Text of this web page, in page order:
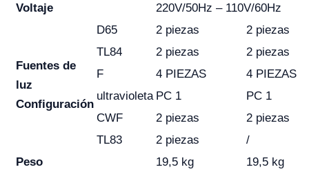
Voltaje 220V/50Hz – 110V/60Hz
Fuentes de
luz
Configuración
D65 2 piezas
2 piezas
TL84
2 piezas
2 piezas
F
4 PIEZAS
4 PIEZAS
ultravioleta PC 1
PC 1
CWF
2 piezas
2 piezas
TL83
2 piezas
/
Peso
19,5 kg
19,5 kg